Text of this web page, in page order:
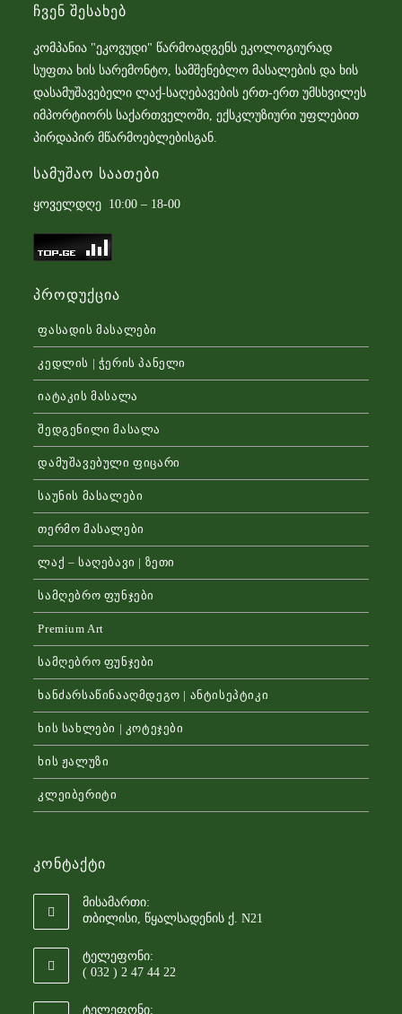
Ჩვენ Შესახებ
კომპანია "ეკოვუდი" წარმოადგენს ეკოლოგიურად
სუფთა ხის სარემონტო, სამშენებლო მასალების და ხის
დასამუშავებელი ლაქ-საღებავების ერთ-ერთ უმსხვილეს
იმპორტიორს საქართველოში, ექსკლუზიური უფლებით
პირდაპირ მწარმოებლებისგან.
Სამუშაო Საათები
ყოველდღე 10:00 – 18-00
Პროდუქცია
ფასადის მასალები
კედლის | ჭერის პანელი
იატაკის მასალა
შედგენილი მასალა
დამუშავებული ფიცარი
საუნის მასალები
თერმო მასალები
ლაქ – საღებავი | ზეთი
სამღებრო ფუნჯები
Premium Art
სამღებრო ფუნჯები
ხანძარსაწინააღმდეგო | ანტისეპტიკი
ხის სახლები | კოტეჯები
ხის ჟალუზი
კლეიბერიტი
Კონტაქტი
მისამართი:
თბილისი, წყალსადენის ქ. N21
ტელეფონი:
( 032 ) 2 47 44 22
ტელეფონი: